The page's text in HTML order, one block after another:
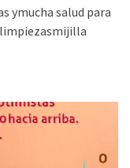
ymucha salud para